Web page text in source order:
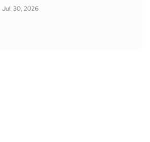
Jul. 30, 2026